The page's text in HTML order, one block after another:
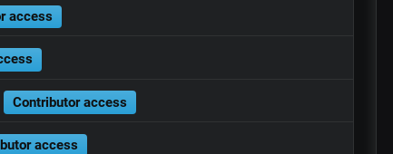
access
Contributor access
access